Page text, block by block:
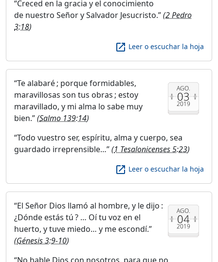
Creced en la gracia y el conocimiento
de nuestro Señor y Salvador Jesucristo. (2 Pedro
3:18)
launch Leer o escuchar la hoja
AGO.
03
2019
Te alabaré ; porque formidables,
maravillosas son tus obras ; estoy
maravillado, y mi alma lo sabe muy
bien. (Salmo 139:14)
Todo vuestro ser, espíritu, alma y cuerpo, sea
guardado irreprensible… (1 Tesalonicenses 5:23)
launch Leer o escuchar la hoja
AGO.
04
2019
El Señor Dios llamó al hombre, y le dijo :
¿Dónde estás tú ? … Oí tu voz en el
huerto, y tuve miedo… y me escondí.
(Génesis 3:9-10)